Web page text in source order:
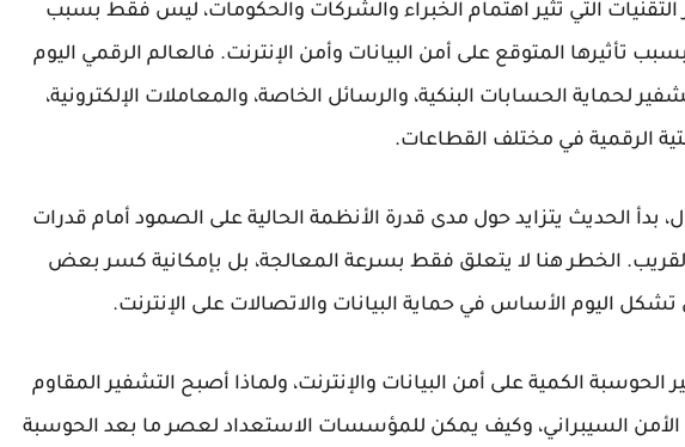
التقنيات التي تثير اهتمام الخبراء والشركات والحكومات، ليس فقط بسبب
تأثيرها المتوقع على أمن البيانات وأمن الإنترنت. فالعالم الرقمي اليوم
لحماية الحسابات البنكية، والرسائل الخاصة، والمعاملات الإلكترونية،
الرقمية في مختلف القطاعات.
بدأ الحديث يتزايد حول مدى قدرة الأنظمة الحالية على الصمود أمام قدرات
الخطر هنا لا يتعلق فقط بسرعة المعالجة، بل بإمكانية كسر بعض
تشكل اليوم الأساس في حماية البيانات والاتصالات على الإنترنت.
الحوسبة الكمية على أمن البيانات والإنترنت، ولماذا أصبح التشفير المقاوم
الأمن السيبراني، وكيف يمكن للمؤسسات الاستعداد لعصرما بعد الحوسبة